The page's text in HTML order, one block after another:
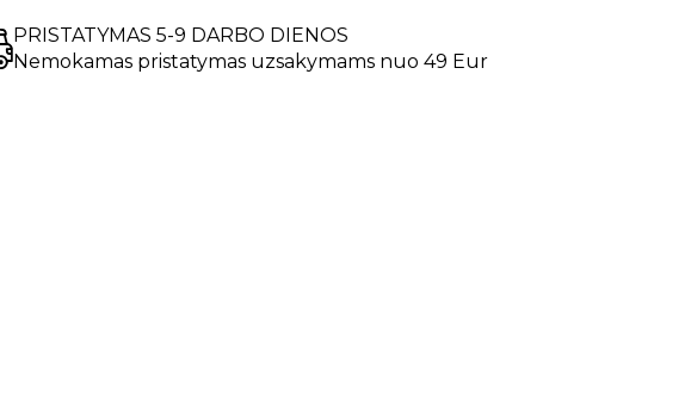
PRISTATYMAS 5-9 DARBO DIENOS
Nemokamas pristatymas uzsakymams nuo 49 Eur